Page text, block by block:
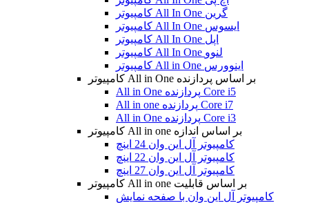
کامپیوتر All In One گرین
کامپیوتر All In One ایسوس
کامپیوتر All In One اپل
کامپیوتر All In One لنوو
کامپیوتر All in One اینوورس
کامپیوتر All in One بر اساس پردازنده
All in One پردازنده Core i5
All in one پردازنده Core i7
All in One پردازنده Core i3
کامپیوتر All in one بر اساس اندازه
کامپیوتر آل این وان 24 اینچ
کامپیوتر آل این وان 22 اینچ
کامپیوتر آل این وان 27 اینچ
کامپیوتر All in one بر اساس قابلیت
کامپیوتر آل این وان با صفحه نمایش